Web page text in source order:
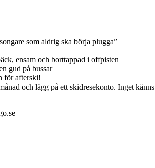
som aldrig ska börja plugga”
ensam och borttappad i offpisten
gud på bussar
för afterski!
och lägg på ett skidresekonto. Inget känns